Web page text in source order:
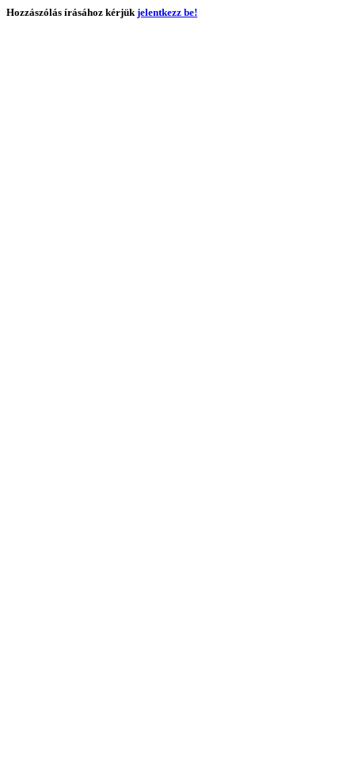
Hozzászólás írásához kérjükjelentkezz be!